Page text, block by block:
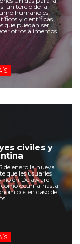
un tercio de la
humano es
y científicas
que puedan ser
otros alimentos.
civiles y
de enero la nueva
que les usuaries
no en Delaware
ocurría hasta
en caso de